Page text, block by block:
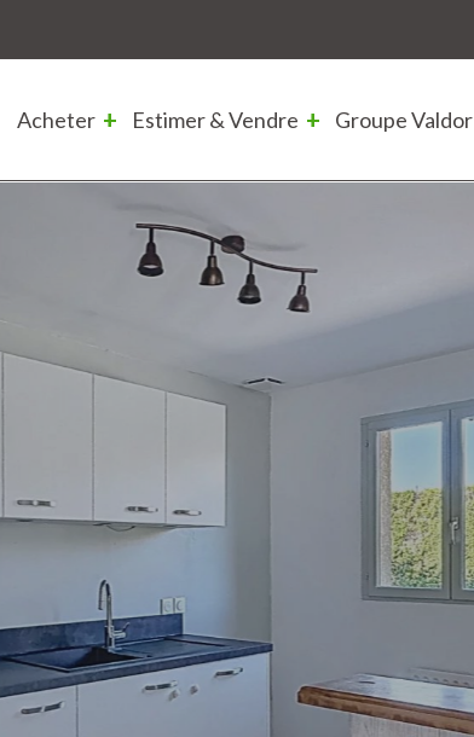
Acheter Estimer & Vendre Groupe Valdor